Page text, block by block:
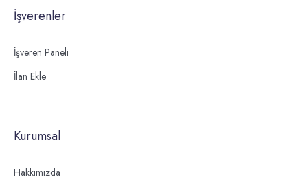
İşverenler
İşveren Paneli
İlan Ekle
Kurumsal
Hakkımızda